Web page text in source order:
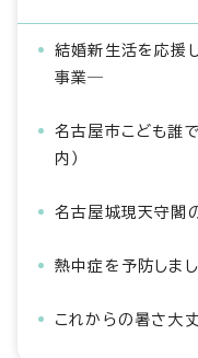
結婚新生活を応援
事業―
名古屋市こども誰
内）
名古屋城現天守閣
熱中症を予防しまし
これからの暑さ大